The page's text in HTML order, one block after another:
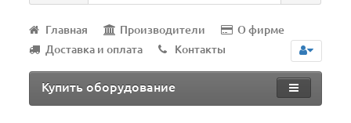
Главная Производители
О фирме
Доставка и оплата
Контакты
Купить оборудование